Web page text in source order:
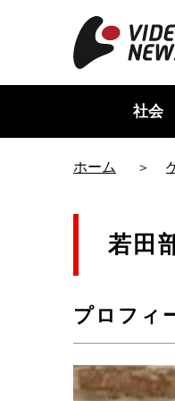
社会
ホーム
若田
プロフィ